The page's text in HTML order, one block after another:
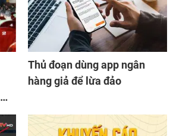
Thủ đoạn dùng app ngân
hàng giả để lừa đảo